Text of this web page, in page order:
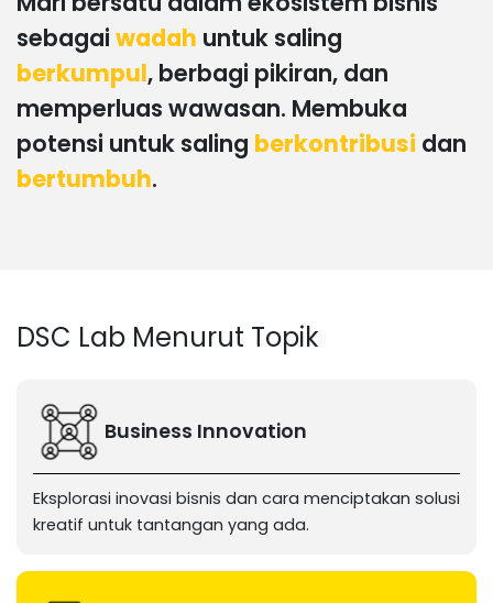
sebagai wadah untuk saling
berkumpul, berbagi pikiran, dan
memperluas wawasan. Membuka
potensi untuk saling berkontribusi dan
bertumbuh.
DSC Lab Menurut Topik
Business Innovation
Eksplorasi inovasi bisnis dan cara menciptakan solusi
kreatif untuk tantangan yang ada.